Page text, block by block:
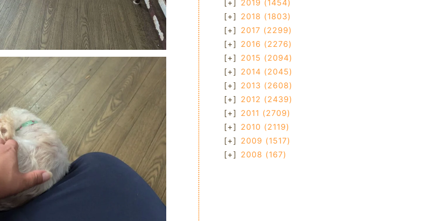
[+] 2019 (1454)
[+] 2018 (1803)
[+] 2017 (2299)
[+] 2016 (2276)
[+] 2015 (2094)
[+] 2014 (2045)
[+] 2013 (2608)
[+] 2012 (2439)
[+] 2011 (2709)
[+] 2010 (2119)
[+] 2009 (1517)
[+] 2008 (167)